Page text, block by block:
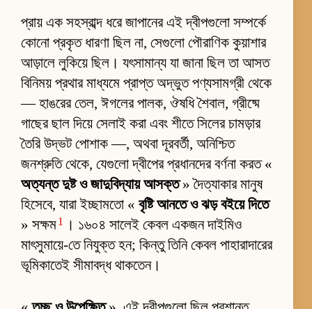
প্রায় এক সহস্রাব্দ ধরে জাপানের এই দ্বীপগুলো সম্পর্কে
কোনো প্রকৃত ধারণা ছিল না, সেগুলো পৌরাণিক কুয়াশার
আড়ালে লুকিয়ে ছিল। যৎসামান্য যা জানা ছিল তা আসত
বিনিময় প্রথার মাধ্যমে প্রাপ্ত অদ্ভুত পণ্যসামগ্রী থেকে
— হাঙরের তেল, ঈগলের পালক, ঔষধি শৈবাল, গ্রীষ্মে
গাছের ছাল দিয়ে সেলাই করা এবং শীতে সিলের চামড়ার
তৈরি উদ্ভট পোশাক —, অথবা দূরবর্তী, অনিশ্চিত
জনশ্রুতি থেকে, যেগুলো দ্বীপের প্রধানদের বর্ণনা করত «
অত্যন্ত দুষ্ট ও জাদুবিদ্যায় আসক্ত» দৈত্যাকার মানুষ
হিসেবে, যারা ইচ্ছামতো « বৃষ্টি আনতে ও ঝড় বইয়ে দিতে
» সক্ষম1
। ১৬০৪ সালেই কেবল একজন দাইমিও
মাৎসুমায়ে-তে নিযুক্ত হন; কিন্তু তিনি কেবল পাহারাদারের
ভূমিকাতেই সীমাবদ্ধ থাকতেন।